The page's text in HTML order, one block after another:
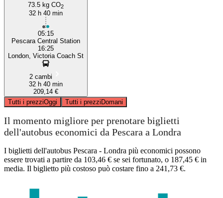
73.5 kg CO2
32 h 40 min
05:15
Pescara Central Station
16:25
London, Victoria Coach St
2 cambi
32 h 40 min
209,14 €
Tutti i prezziOggi Tutti i prezziDomani
Il momento migliore per prenotare biglietti
dell'autobus economici da Pescara a Londra
I biglietti dell'autobus Pescara - Londra più economici possono
essere trovati a partire da 103,46 € se sei fortunato, o 187,45 € in
media. Il biglietto più costoso può costare fino a 241,73 €.